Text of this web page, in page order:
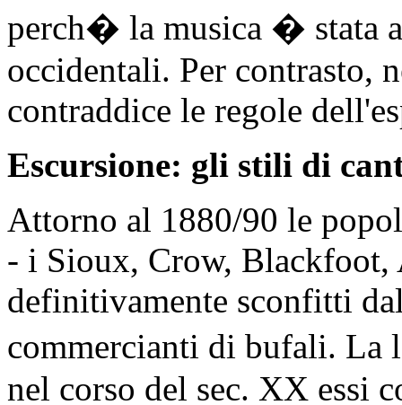
perch� la musica � stata
occidentali. Per contrasto,
contraddice le regole
Escursione: gli stili di
Attorno al 1880/90 le
- i Sioux, Crow, Blackfoot,
definitivamente sconfitti
commercianti di bufali. La
nel corso del sec. XX essi